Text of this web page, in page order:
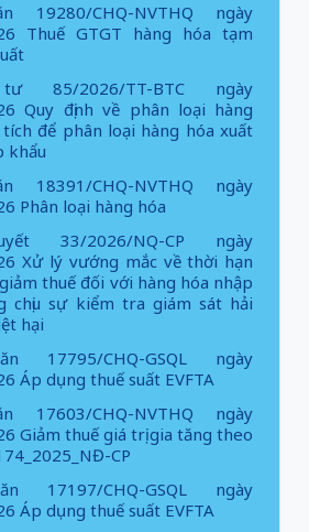
19280/CHQ-NVTHQ ngày
Thuế GTGT hàng hóa tạm
85/2026/TT-BTC ngày
Quy định về phân loại hàng
để phân loại hàng hóa xuất
khẩu
18391/CHQ-NVTHQ ngày
Phân loại hàng hóa
33/2026/NQ-CP ngày
Xử lý vướng mắc về thời hạn
thuế đối với hàng hóa nhập
chịu sự kiểm tra giám sát hải
hại
17795/CHQ-GSQL ngày
Áp dụng thuế suất EVFTA
17603/CHQ-NVTHQ ngày
Giảm thuế giá trị gia tăng theo
CP
17197/CHQ-GSQL ngày
Áp dụng thuế suất EVFTA